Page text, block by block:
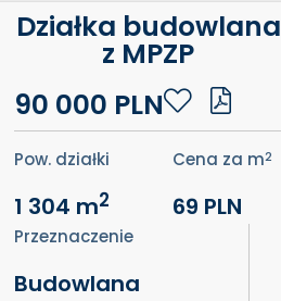
Działka budowlana
z MPZP
90 000 PLN
Pow. działki
1 304 m2
Cena za m2
69 PLN
Przeznaczenie
Budowlana